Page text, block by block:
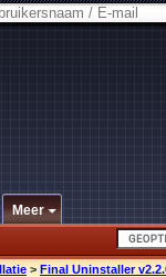
Meer
> Final Uninstaller